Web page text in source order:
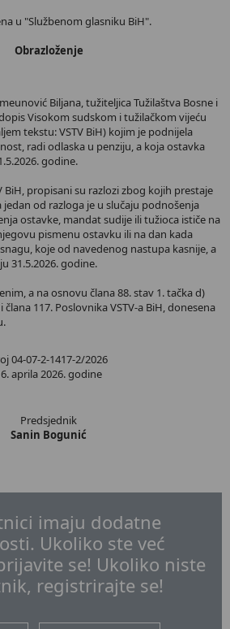
u "Službenom glasniku BiH".
Obrazloženje
Biljana, tužiteljica Tužilaštva Bosne i
Visokom sudskom i tužilačkom vijeću
tekstu: VSTV BiH) kojim je podnijela
radi odlaska u penziju, a koja ostavka
godine.
BiH, propisani su razlozi zbog kojih prestaje
od razloga je u slučaju podnošenja
ostavke, mandat sudije ili tužioca ističe na
pismenu ostavku ili na dan kada
koje od navedenog nastupa kasnije, a
31.5.2026. godine.
a na osnovu člana 88. stav 1. tačka d)
člana 117. Poslovnika VSTV-a BiH, donesena
04-07-2-1417-2/2026
aprila 2026. godine
Predsjednik
Sanin Bogunić
imaju dodatne
Ukoliko ste već
se! Ukoliko niste
registrirajte se!